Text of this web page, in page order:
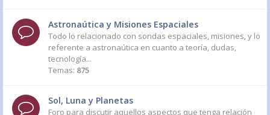
Astronaútica y Misiones Espaciales
Todo lo relacionado con sondas espaciales, misiones, y lo
referente a astronaútica en cuanto a teoría, dudas,
tecnología...
Temas: 875
Sol, Luna y Planetas
Foro para discutir aquellos aspectos que tenga relación